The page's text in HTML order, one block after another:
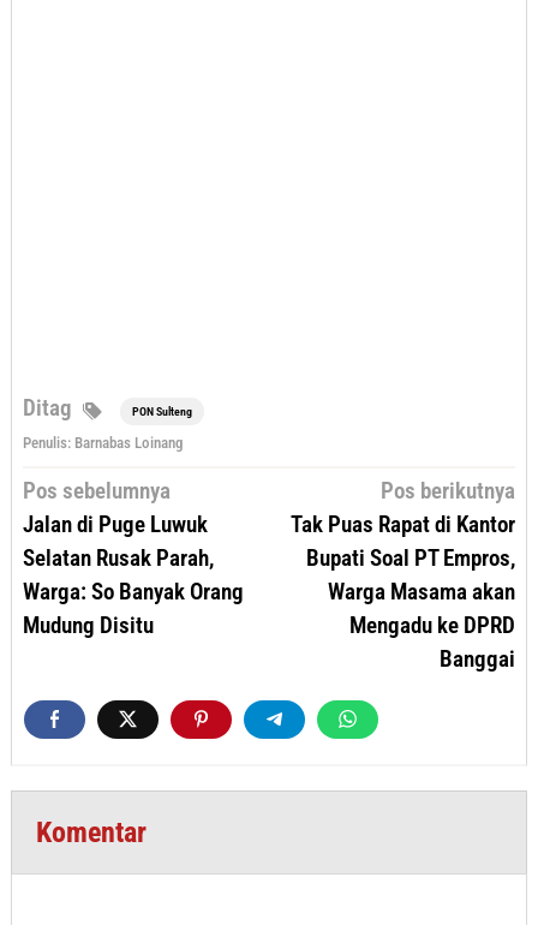
Ditag PON Sulteng
Penulis: Barnabas Loinang
Navigasi
pos
Pos sebelumnya
Jalan di Puge Luwuk
Selatan Rusak Parah,
Warga: So Banyak Orang
Mudung Disitu
Pos berikutnya
Tak Puas Rapat di Kantor
Bupati Soal PT Empros,
Warga Masama akan
Mengadu ke DPRD
Banggai
Komentar